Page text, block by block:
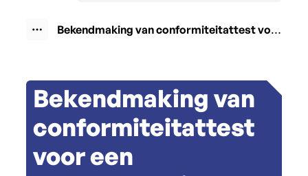
Toon alle broodkruimel items
Bekendmaking van conformiteitattest voor een bodemsaneringsproject
Bekendmaking van
conformiteitattest
voor een